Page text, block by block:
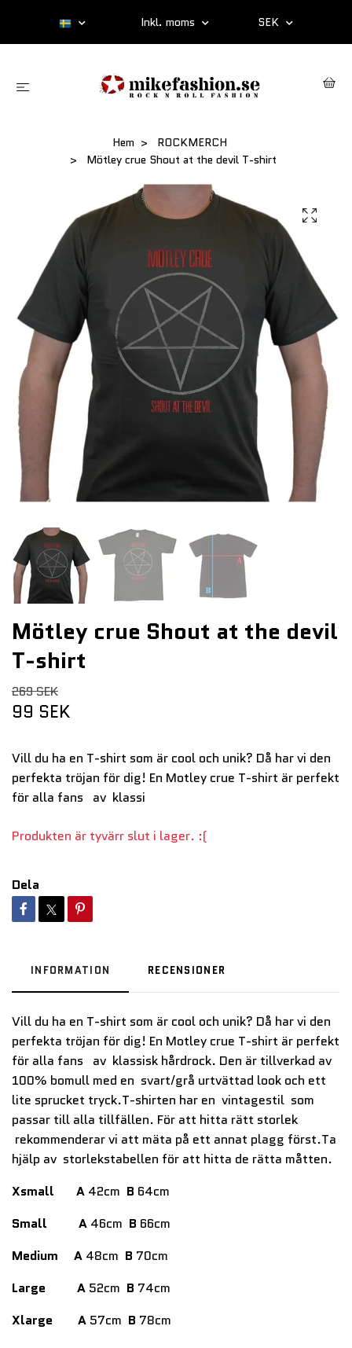
Inkl. moms SEK
Hem
ROCKMERCH
Mötley crue Shout at the devil T-shirt
Mötley crue Shout at the devil
T-shirt
269 SEK
99 SEK
Vill du ha en T-shirt som är cool och unik? Då har vi den
perfekta tröjan för dig! En Motley crue T-shirt är perfekt
för alla fans av klassi
Produkten är tyvärr slut i lager. :(
Dela
INFORMATION RECENSIONER
Vill du ha en T-shirt som är cool och unik? Då har vi den
perfekta tröjan för dig! En Motley crue T-shirt är perfekt
för alla fans av klassisk hårdrock. Den är tillverkad av
100% bomull med en svart/grå urtvättad look och ett
lite sprucket tryck.T-shirten har en vintagestil som
passar till alla tillfällen. För att hitta rätt storlek
rekommenderar vi att mäta på ett annat plagg först.Ta
hjälp av storlekstabellen för att hitta de rätta måtten.
Xsmall
A 42cm B 64cm
Small
A 46cm B 66cm
Medium
A 48cm B 70cm
Large
A 52cm B 74cm
Xlarge
A 57cm B 78cm